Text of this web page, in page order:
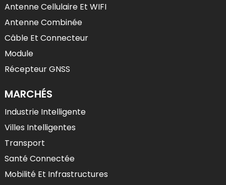
Antenne Cellulaire Et WIFI
Antenne Combinée
Câble Et Connecteur
Module
Récepteur GNSS
MARCHÉS
Industrie Intelligente
Villes Intelligentes
Transport
Santé Connectée
Mobilité Et Infrastructures